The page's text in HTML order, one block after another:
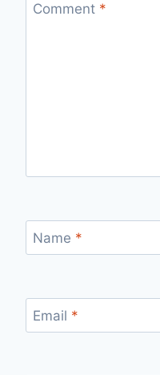
Comment *
Name *
Email *